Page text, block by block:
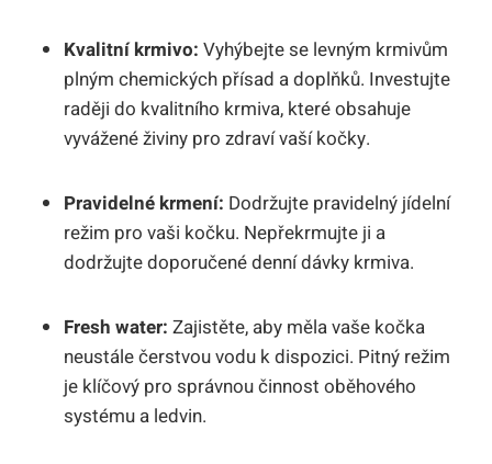
Kvalitní krmivo: Vyhýbejte se levným krmivům
plným chemických přísad a doplňků. Investujte
raději do kvalitního krmiva, které obsahuje
vyvážené živiny pro zdraví vaší kočky.
Pravidelné krmení: Dodržujte pravidelný jídelní
režim pro vaši kočku. Nepřekrmujte ji a
dodržujte doporučené denní dávky krmiva.
Fresh water: Zajistěte, aby měla vaše kočka
neustále čerstvou vodu k dispozici. Pitný režim
je klíčový pro správnou činnost oběhového
systému a ledvin.